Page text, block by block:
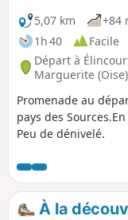
5,07 km
+84
1h 40
Facile
Départ à
Marguerite (Oise)
Promenade au
pays des
Peu de dénivelé.
À la